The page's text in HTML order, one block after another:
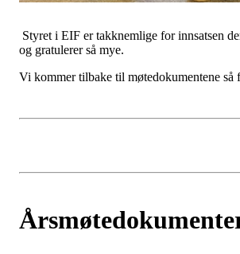
Styret i EIF er takknemlige for innsatsen
og gratulerer så mye.
Vi kommer tilbake til møtedokumentene så